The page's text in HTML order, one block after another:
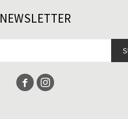
NEWSLETTER
 